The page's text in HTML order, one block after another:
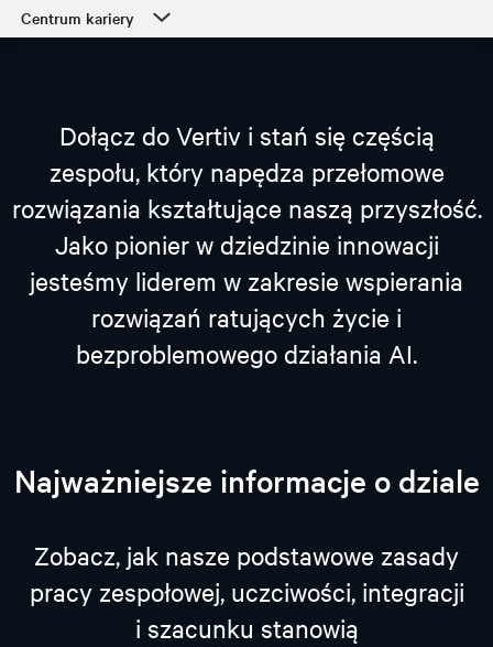
Centrum kariery
Działy
Studenci i rozpoczęcie kariery zawodowej
Nasz proces rekrutacji i rozpoczęcie pracy
Wsparcie dla pracowników
Dołącz do Vertiv i stań się częścią
zespołu, który napędza przełomowe
rozwiązania kształtujące naszą przyszłość.
Jako pionier w dziedzinie innowacji
jesteśmy liderem w zakresie wspierania
rozwiązań ratujących życie i
bezproblemowego działania AI.
Najważniejsze informacje o dziale
Zobacz, jak nasze podstawowe zasady
pracy zespołowej, uczciwości, integracji
i szacunku stanowią